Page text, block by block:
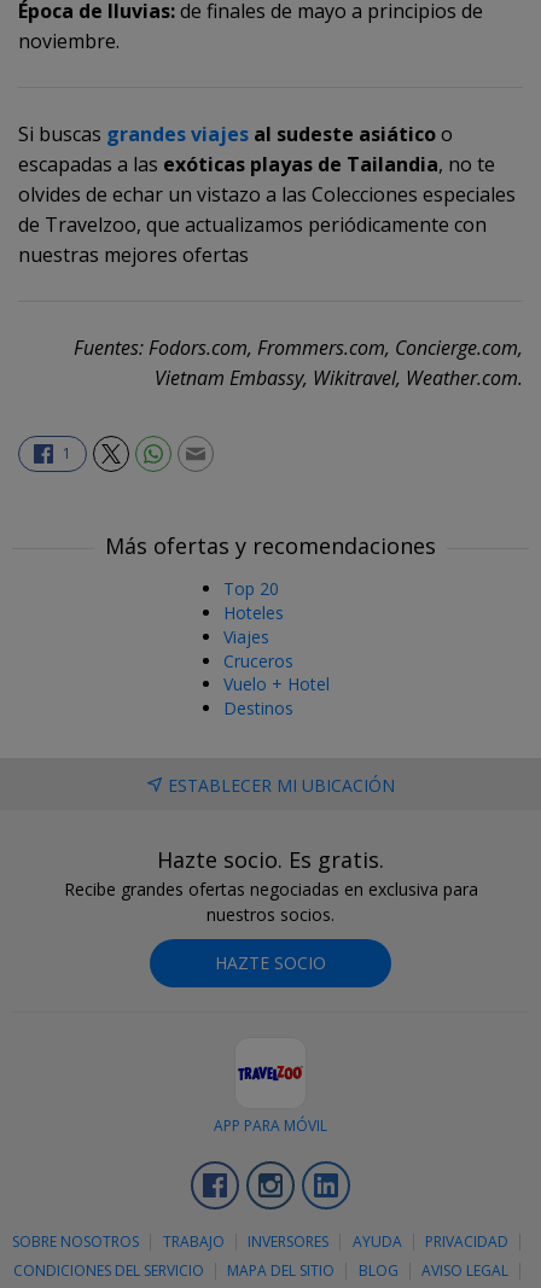
Época de lluvias:de finales de mayo a principios de
noviembre.
Si buscas grandes viajes al sudeste asiáticoo
escapadas a las exóticas playas de Tailandia, no te
olvides de echar un vistazo a las Colecciones especiales
de Travelzoo, que actualizamos periódicamente con
nuestras mejores ofertas
Fuentes: Fodors.com, Frommers.com, Concierge.com,
Vietnam Embassy, Wikitravel, Weather.com.
1
Más ofertas y recomendaciones
Top 20
Hoteles
Viajes
Cruceros
Vuelo + Hotel
Destinos
ESTABLECER MI UBICACIÓN
Hazte socio. Es gratis.
Recibe grandes ofertas negociadas en exclusiva para
nuestros socios.
HAZTE SOCIO
APP PARA MÓVIL
FacebookInstagram
SOBRE NOSOTROS TRABAJO INVERSORES AYUDA
PRIVACIDAD
CONDICIONES DEL SERVICIO
MAPA DEL SITIO BLOG AVISO LEGAL